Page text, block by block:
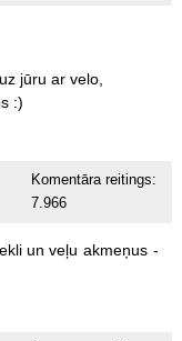
uz jūru ar velo,
:)
Komentāra reitings:
7.966
un veļu akmeņus -